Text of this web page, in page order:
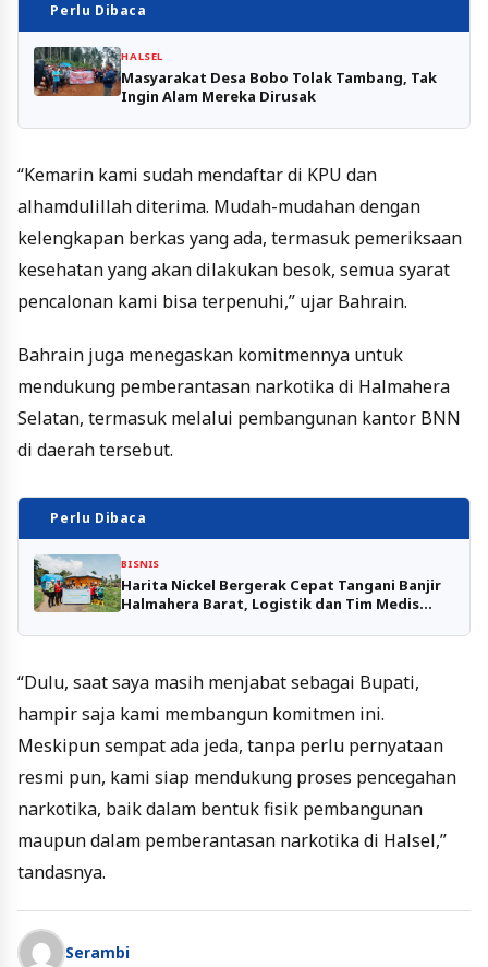
Perlu Dibaca
HALSEL
Masyarakat Desa Bobo Tolak Tambang, Tak
Ingin Alam Mereka Dirusak
“Kemarin kami sudah mendaftar di KPU dan
alhamdulillah diterima. Mudah-mudahan dengan
kelengkapan berkas yang ada, termasuk pemeriksaan
kesehatan yang akan dilakukan besok, semua syarat
pencalonan kami bisa terpenuhi,” ujar Bahrain.
Bahrain juga menegaskan komitmennya untuk
mendukung pemberantasan narkotika di Halmahera
Selatan, termasuk melalui pembangunan kantor BNN
di daerah tersebut.
Perlu Dibaca
BISNIS
Harita Nickel Bergerak Cepat Tangani Banjir
Halmahera Barat, Logistik dan Tim Medis
“Dulu, saat saya masih menjabat sebagai Bupati,
hampir saja kami membangun komitmen ini.
Meskipun sempat ada jeda, tanpa perlu pernyataan
resmi pun, kami siap mendukung proses pencegahan
narkotika, baik dalam bentuk fisik pembangunan
maupun dalam pemberantasan narkotika di Halsel,”
tandasnya.
Serambi